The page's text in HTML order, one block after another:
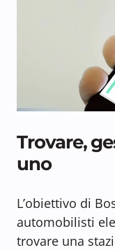
Trovare,
uno
L’obiettivo di
automobilisti
trovare una